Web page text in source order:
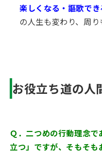
楽しくなる・謳歌でき
の人生も変わり、周り
お役立ち道の人
Ｑ．二つめの行動理念
立つ」ですが、そもそ